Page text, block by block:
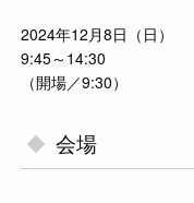
2024年12月8日（日）
9:45～14:30
（開場／9:30）
会場